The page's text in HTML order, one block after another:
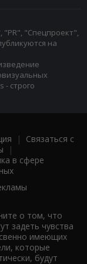
"Спецпроект",
на
- строго
| Связаться с
|
в сфере
о том, что
задеть чувства
имеющих
которые
будут